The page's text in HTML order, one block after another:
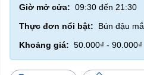
Giờ mở cửa: 09:30 đến 21:30
Thực đơn nổi bật:
Bún đậu
Khoảng giá: 50.000₫ - 90.000₫